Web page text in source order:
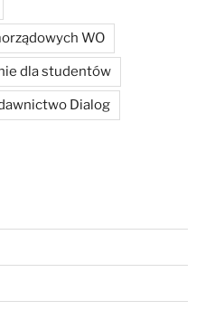
WO
dla studentów
Dialog